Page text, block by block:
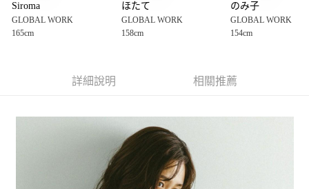
1.本服務由台灣大哥大提供，台灣大哥大用戶可立即使用無須另外申請。
2.付款方式選擇「大哥付你分期」，訂單成立後會自動跳轉到大哥付的交易
3.實際核准額度、可分期數及費用金額請依後續交易確認頁面所載為準。
4.訂單成立30分鐘內，如未前往確認交易或遇審核未通過，訂單將自動取
1.分期款項不併入電信帳單，「大哥付你分期」於每月結算日後寄送繳費提
2.透過簡訊連結打開帳單後，可選擇「超商條碼／台灣大直營門市／銀行轉
帳／街口支付／iPASS MONEY」等通路繳費。
AFTEE先享後付
３．安心：先確認商品／服務後，再付款。
【「AFTEE先享後付」結帳流程】
１．於結帳方式選擇「AFTEE先享後付」後，將跳轉至「AFTEE先享後付」
結帳頁面，進行簡訊認證並確認金額後，即可完成結帳。
２．訂單成立數日內，您將收到繳費通知簡訊。
每筆NT$80，滿NT$888(含以上)免運費
每筆NT$80，滿NT$888(含以上)免運費
Siroma
GLOBAL WORK
165cm
ほたて
GLOBAL WORK
158cm
のみ子
GLOBAL WORK
154cm
詳細說明 相關推薦